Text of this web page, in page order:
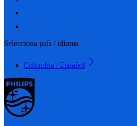
Selecciona país / idioma
Colombia / Español